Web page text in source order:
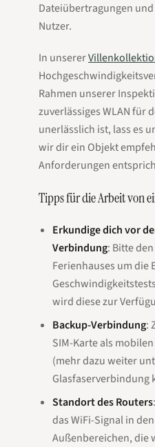
Dateiübertragungen
Nutzer.
In unserer
Rahmen unserer
zuverlässiges WLAN für
unerlässlich ist, lass es
wir dir ein Objekt
Anforderungen
Tipps für die Arbeit von
Erkundige dich vor
Verbindung: Bitte
Ferienhauses um die
wird diese zur
Backup-Verbindung:
SIM-Karte als
(mehr dazu weiter
Glasfaserverbindung
Standort des Routers
das WiFi-Signal in
Außenbereichen, die